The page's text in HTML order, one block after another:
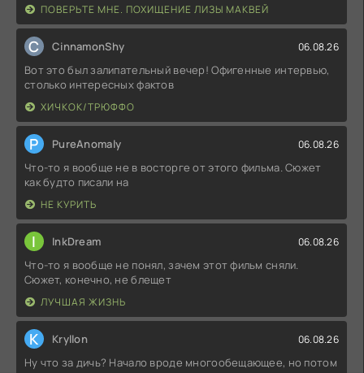
ПОВЕРЬТЕ МНЕ. ПОХИЩЕНИЕ ЛИЗЫ МАКВЕЙ
C CinnamonShy 06.08.26
Вот это был залипательный вечер! Офигенные интервью,
столько интересных фактов
ХИЧКОК/ТРЮФФО
P PureAnomaly 06.08.26
Что-то я вообще не в восторге от этого фильма. Сюжет
как будто писали на
НЕ КУРИТЬ
I InkDream 06.08.26
Что-то я вообще не понял, зачем этот фильм сняли.
Сюжет, конечно, не блещет
ЛУЧШАЯ ЖИЗНЬ
K Kryllon 06.08.26
Ну что за дичь? Начало вроде многообещающее, но потом